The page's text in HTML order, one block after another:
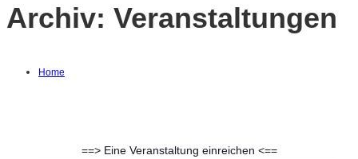
Archiv: Veranstaltungen
Home
==> Eine Veranstaltung einreichen <==